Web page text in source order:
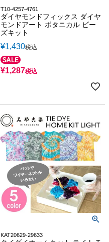
T10-4257-4761
ダイヤモンドフィックス ダイヤ
モンドアート ボタニカル ビー
ズキット
¥1,430税込
¥1,287税込
KAT20629-29633